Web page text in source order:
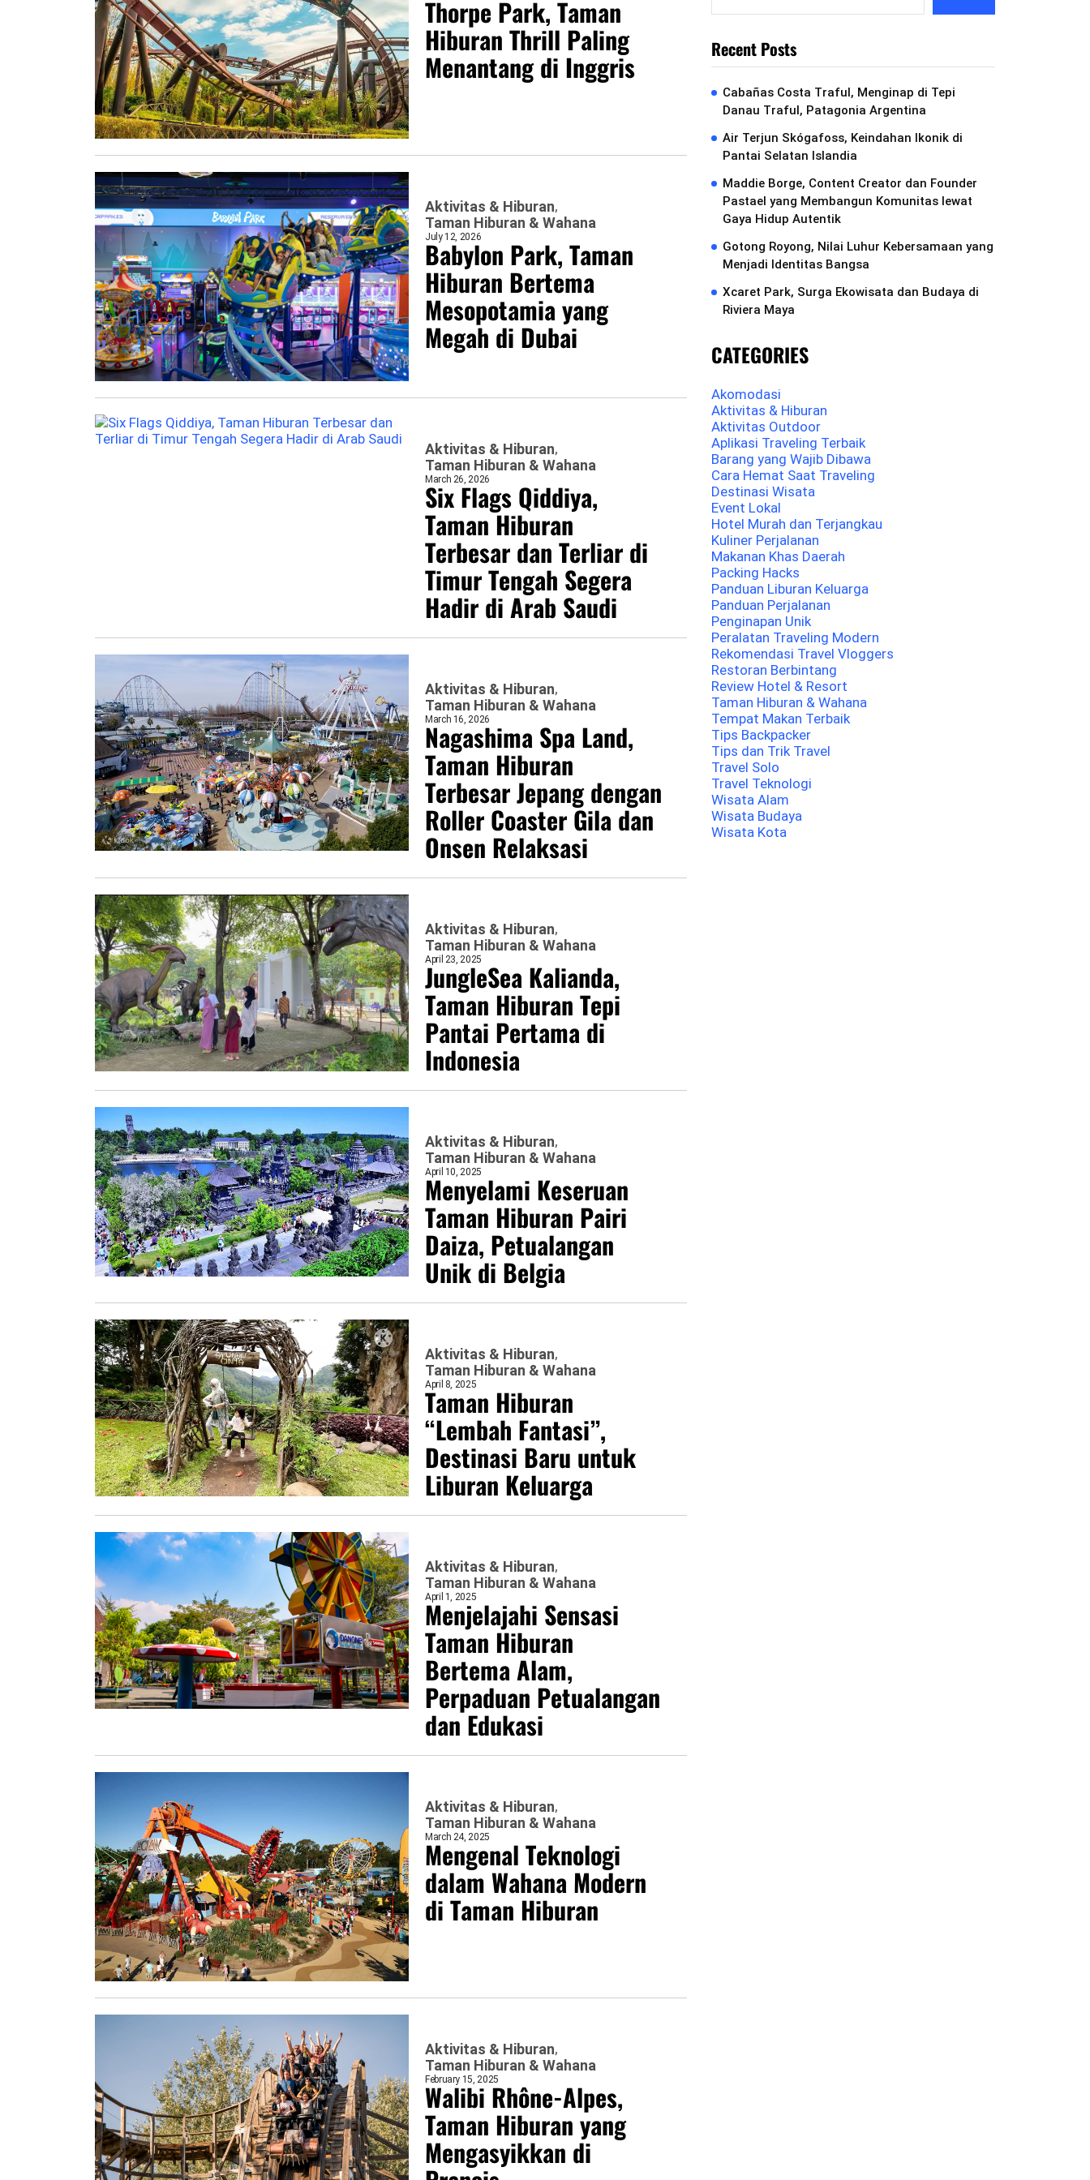
Thorpe Park, Taman
Hiburan Thrill Paling
Menantang di Inggris
Aktivitas & Hiburan
Taman Hiburan & Wahana
July 12, 2026
Babylon Park, Taman
Hiburan Bertema
Mesopotamia yang
Megah di Dubai
Aktivitas & Hiburan
Taman Hiburan & Wahana
March 26, 2026
Six Flags Qiddiya,
Taman Hiburan
Terbesar dan Terliar di
Timur Tengah Segera
Hadir di Arab Saudi
Aktivitas & Hiburan
Taman Hiburan & Wahana
March 16, 2026
Nagashima Spa Land,
Taman Hiburan
Terbesar Jepang dengan
Roller Coaster Gila dan
Onsen Relaksasi
Aktivitas & Hiburan
Taman Hiburan & Wahana
April 23, 2025
JungleSea Kalianda,
Taman Hiburan Tepi
Pantai Pertama di
Indonesia
Aktivitas & Hiburan
Taman Hiburan & Wahana
April 10, 2025
Menyelami Keseruan
Taman Hiburan Pairi
Daiza, Petualangan
Unik di Belgia
Aktivitas & Hiburan
Taman Hiburan & Wahana
April 8, 2025
Taman Hiburan
“Lembah Fantasi”,
Destinasi Baru untuk
Liburan Keluarga
Aktivitas & Hiburan
Taman Hiburan & Wahana
April 1, 2025
Menjelajahi Sensasi
Taman Hiburan
Bertema Alam,
Perpaduan Petualangan
dan Edukasi
Aktivitas & Hiburan
Taman Hiburan & Wahana
March 24, 2025
Mengenal Teknologi
dalam Wahana Modern
di Taman Hiburan
Aktivitas & Hiburan
Taman Hiburan & Wahana
February 15, 2025
Walibi Rhône-Alpes,
Taman Hiburan yang
Mengasyikkan di
Recent Posts
Cabañas Costa Traful, Menginap di Tepi
Danau Traful, Patagonia Argentina
Air Terjun Skógafoss, Keindahan Ikonik di
Pantai Selatan Islandia
Maddie Borge, Content Creator dan Founder
Pastael yang Membangun Komunitas lewat
Gaya Hidup Autentik
Gotong Royong, Nilai Luhur Kebersamaan yang
Menjadi Identitas Bangsa
Xcaret Park, Surga Ekowisata dan Budaya di
Riviera Maya
CATEGORIES
Akomodasi
Aktivitas & Hiburan
Aktivitas Outdoor
Aplikasi Traveling Terbaik
Barang yang Wajib Dibawa
Cara Hemat Saat Traveling
Destinasi Wisata
Event Lokal
Hotel Murah dan Terjangkau
Kuliner Perjalanan
Makanan Khas Daerah
Packing Hacks
Panduan Liburan Keluarga
Panduan Perjalanan
Penginapan Unik
Peralatan Traveling Modern
Rekomendasi Travel Vloggers
Restoran Berbintang
Review Hotel & Resort
Taman Hiburan & Wahana
Tempat Makan Terbaik
Tips Backpacker
Tips dan Trik Travel
Travel Solo
Travel Teknologi
Wisata Alam
Wisata Budaya
Wisata Kota